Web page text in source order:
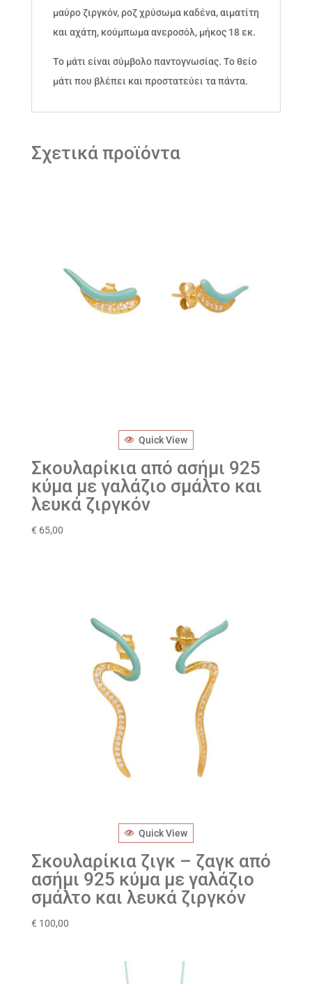
μαύρο ζιργκόν, ροζ χρύσωμα καδένα, αιματίτη
και αχάτη, κούμπωμα ανεροσόλ, μήκος 18 εκ.
Το μάτι είναι σύμβολο παντογνωσίας. Το θείο
μάτι που βλέπει και προστατεύει τα πάντα.
Σχετικά προϊόντα
Quick View
Σκουλαρίκια από ασήμι 925
κύμα με γαλάζιο σμάλτο και
λευκά ζιργκόν
€ 65,00
Quick View
Σκουλαρίκια ζιγκ – ζαγκ από
ασήμι 925 κύμα με γαλάζιο
σμάλτο και λευκά ζιργκόν
€ 100,00